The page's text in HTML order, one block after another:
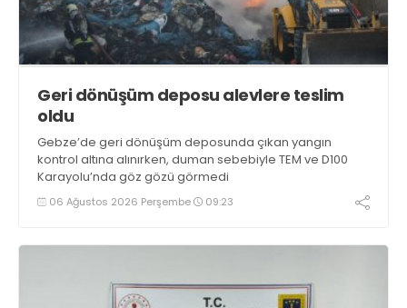
Geri dönüşüm deposu alevlere teslim
oldu
Gebze’de geri dönüşüm deposunda çıkan yangın
kontrol altına alınırken, duman sebebiyle TEM ve D100
Karayolu’nda göz gözü görmedi
06 Ağustos 2026 Perşembe 09:23